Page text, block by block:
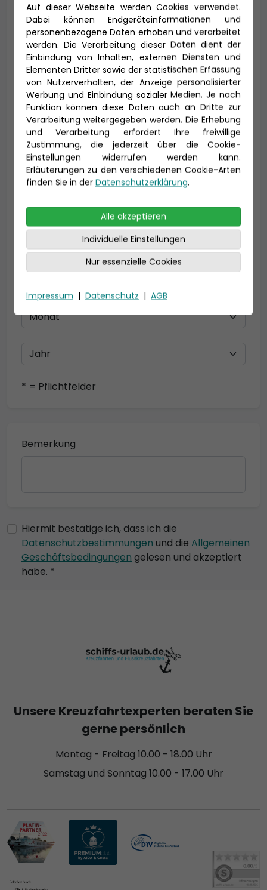
Titel
Vorname * Nachname *
E-Mail *
Geburtsdatum
* = Pflichtfelder
Bemerkung
Hiermit bestätige ich, dass ich die
Datenschutzbestimmungen und die Allgemeinen
Geschäftsbedingungen gelesen und akzeptiert
habe. *
Auf dieser Webseite werden Cookies verwendet.
Dabei können Endgeräteinformationen und
personenbezogene Daten erhoben und verarbeitet
werden. Die Verarbeitung dieser Daten dient der
Einbindung von Inhalten, externen Diensten und
Elementen Dritter sowie der statistischen Erfassung
von Nutzerverhalten, der Anzeige personalisierter
Werbung und Einbindung sozialer Medien. Je nach
Funktion können diese Daten auch an Dritte zur
Verarbeitung weitergegeben werden. Die Erhebung
und Verarbeitung erfordert Ihre freiwillige
Zustimmung, die jederzeit über die Cookie-
Einstellungen widerrufen werden kann.
Erläuterungen zu den verschiedenen Cookie-Arten
finden Sie in der Datenschutzerklärung.
Alle akzeptieren
Individuelle Einstellungen
Nur essenzielle Cookies
Impressum | Datenschutz | AGB
Unsere Kreuzfahrtexperten beraten Sie
gerne persönlich
Montag - Freitag 10.00 - 18.00 Uhr
Samstag und Sonntag 10.00 - 17.00 Uhr